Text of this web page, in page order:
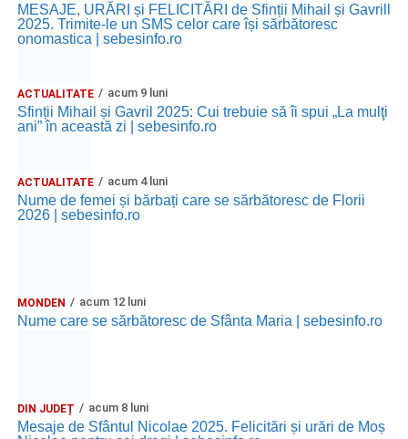
MESAJE, URĂRI și FELICITĂRI de Sfinții Mihail și Gavrill
2025. Trimite-le un SMS celor care își sărbătoresc
onomastica | sebesinfo.ro
ACTUALITATE acum 9 luni
Sfinții Mihail și Gavril 2025: Cui trebuie să îi spui „La mulţi
ani” în această zi | sebesinfo.ro
ACTUALITATE acum 4 luni
Nume de femei și bărbați care se sărbătoresc de Florii
2026 | sebesinfo.ro
MONDEN acum 12 luni
Nume care se sărbătoresc de Sfânta Maria | sebesinfo.ro
DIN JUDEȚ acum 8 luni
Mesaje de Sfântul Nicolae 2025. Felicitări și urări de Moș